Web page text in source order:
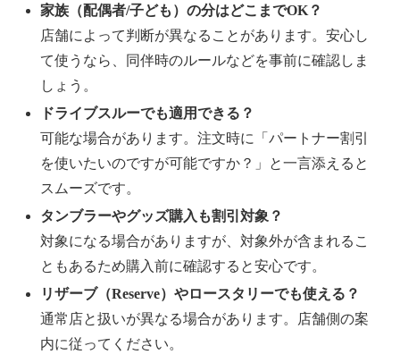
家族（配偶者/子ども）の分はどこまでOK？
店舗によって判断が異なることがあります。安心し
て使うなら、同伴時のルールなどを事前に確認しま
しょう。
ドライブスルーでも適用できる？
可能な場合があります。注文時に「パートナー割引
を使いたいのですが可能ですか？」と一言添えると
スムーズです。
タンブラーやグッズ購入も割引対象？
対象になる場合がありますが、対象外が含まれるこ
ともあるため購入前に確認すると安心です。
リザーブ（Reserve）やロースタリーでも使える？
通常店と扱いが異なる場合があります。店舗側の案
内に従ってください。